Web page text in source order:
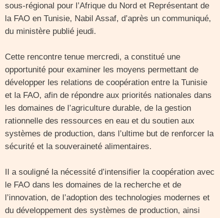
sous-régional pour l’Afrique du Nord et Représentant de
la FAO en Tunisie, Nabil Assaf, d’après un communiqué,
du ministère publié jeudi.
Cette rencontre tenue mercredi, a constitué une
opportunité pour examiner les moyens permettant de
développer les relations de coopération entre la Tunisie
et la FAO, afin de répondre aux priorités nationales dans
les domaines de l’agriculture durable, de la gestion
rationnelle des ressources en eau et du soutien aux
systèmes de production, dans l’ultime but de renforcer la
sécurité et la souveraineté alimentaires.
Il a souligné la nécessité d’intensifier la coopération avec
le FAO dans les domaines de la recherche et de
l’innovation, de l’adoption des technologies modernes et
du développement des systèmes de production, ainsi